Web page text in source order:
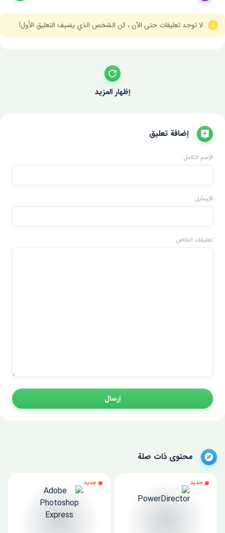
لا توجد تعليقات حتى الآن ، كن الشخص الذي يضيف التعليق الأول!
إظهار المزيد
إضافة تعليق
الإسم الكامل
الإيمايل
تعليقك الخاص
إرسال
محتوى ذات صلة
جديد جديد